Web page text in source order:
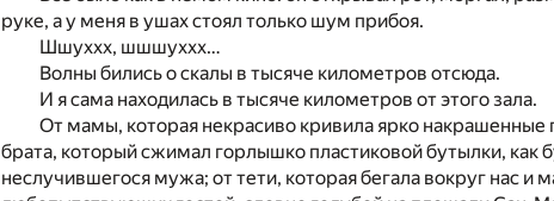
руке, а у меня в ушах стоял только шум прибоя.
Шшуххх, шшшуххх…
Волны бились о скалы в тысяче километров отсюда.
И я сама находилась в тысяче километров от этого зала.
От мамы, которая некрасиво кривила ярко накрашенные
брата, который сжимал горлышко пластиковой бутылки, как
неслучившегося мужа; от тети, которая бегала вокруг нас и